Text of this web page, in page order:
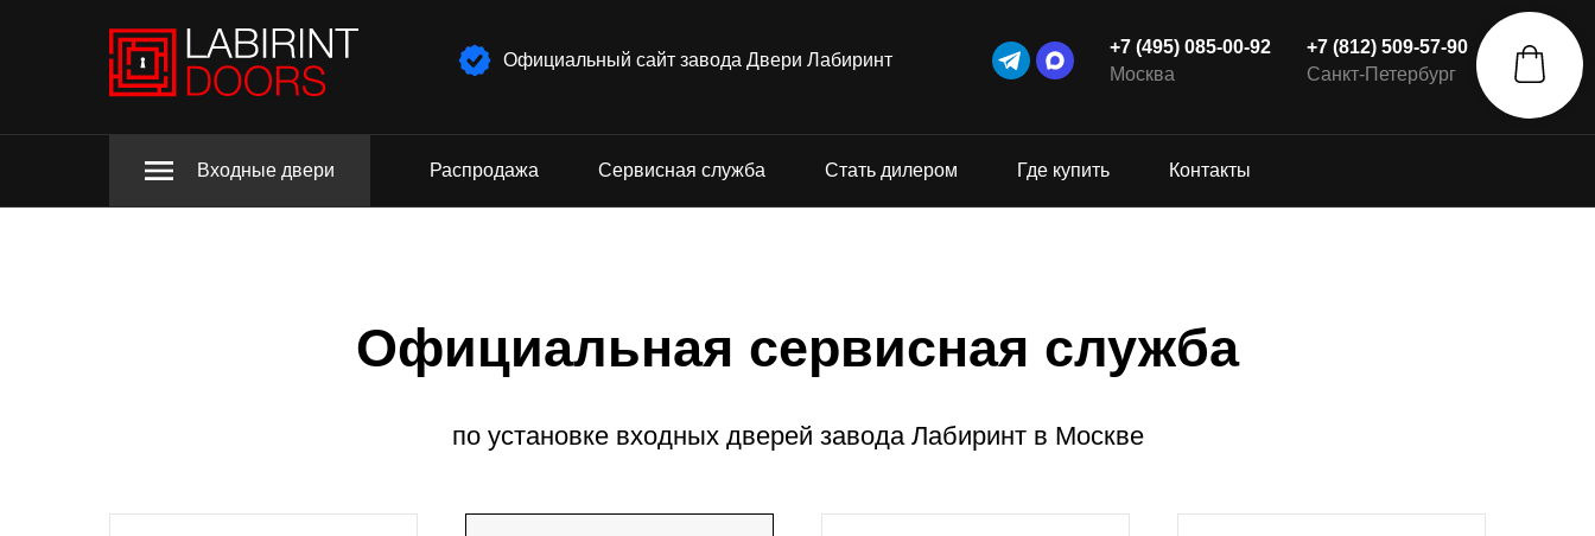
Официальный сайт завода Двери Лабиринт
+7 (495) 085-00-92
Москва
+7 (812) 509-57-90
Санкт-Петербург
Входные двери Распродажа Сервисная служба Стать дилером Где купить Контакты
Официальная сервисная служба
по установке входных дверей завода Лабиринт в Москве